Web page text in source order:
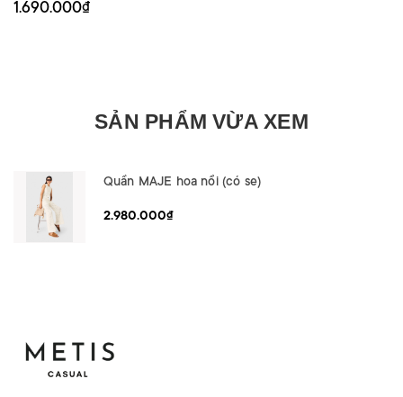
1.690.000₫
SẢN PHẨM VỪA XEM
Quần MAJE hoa nổi (có se)
2.980.000₫